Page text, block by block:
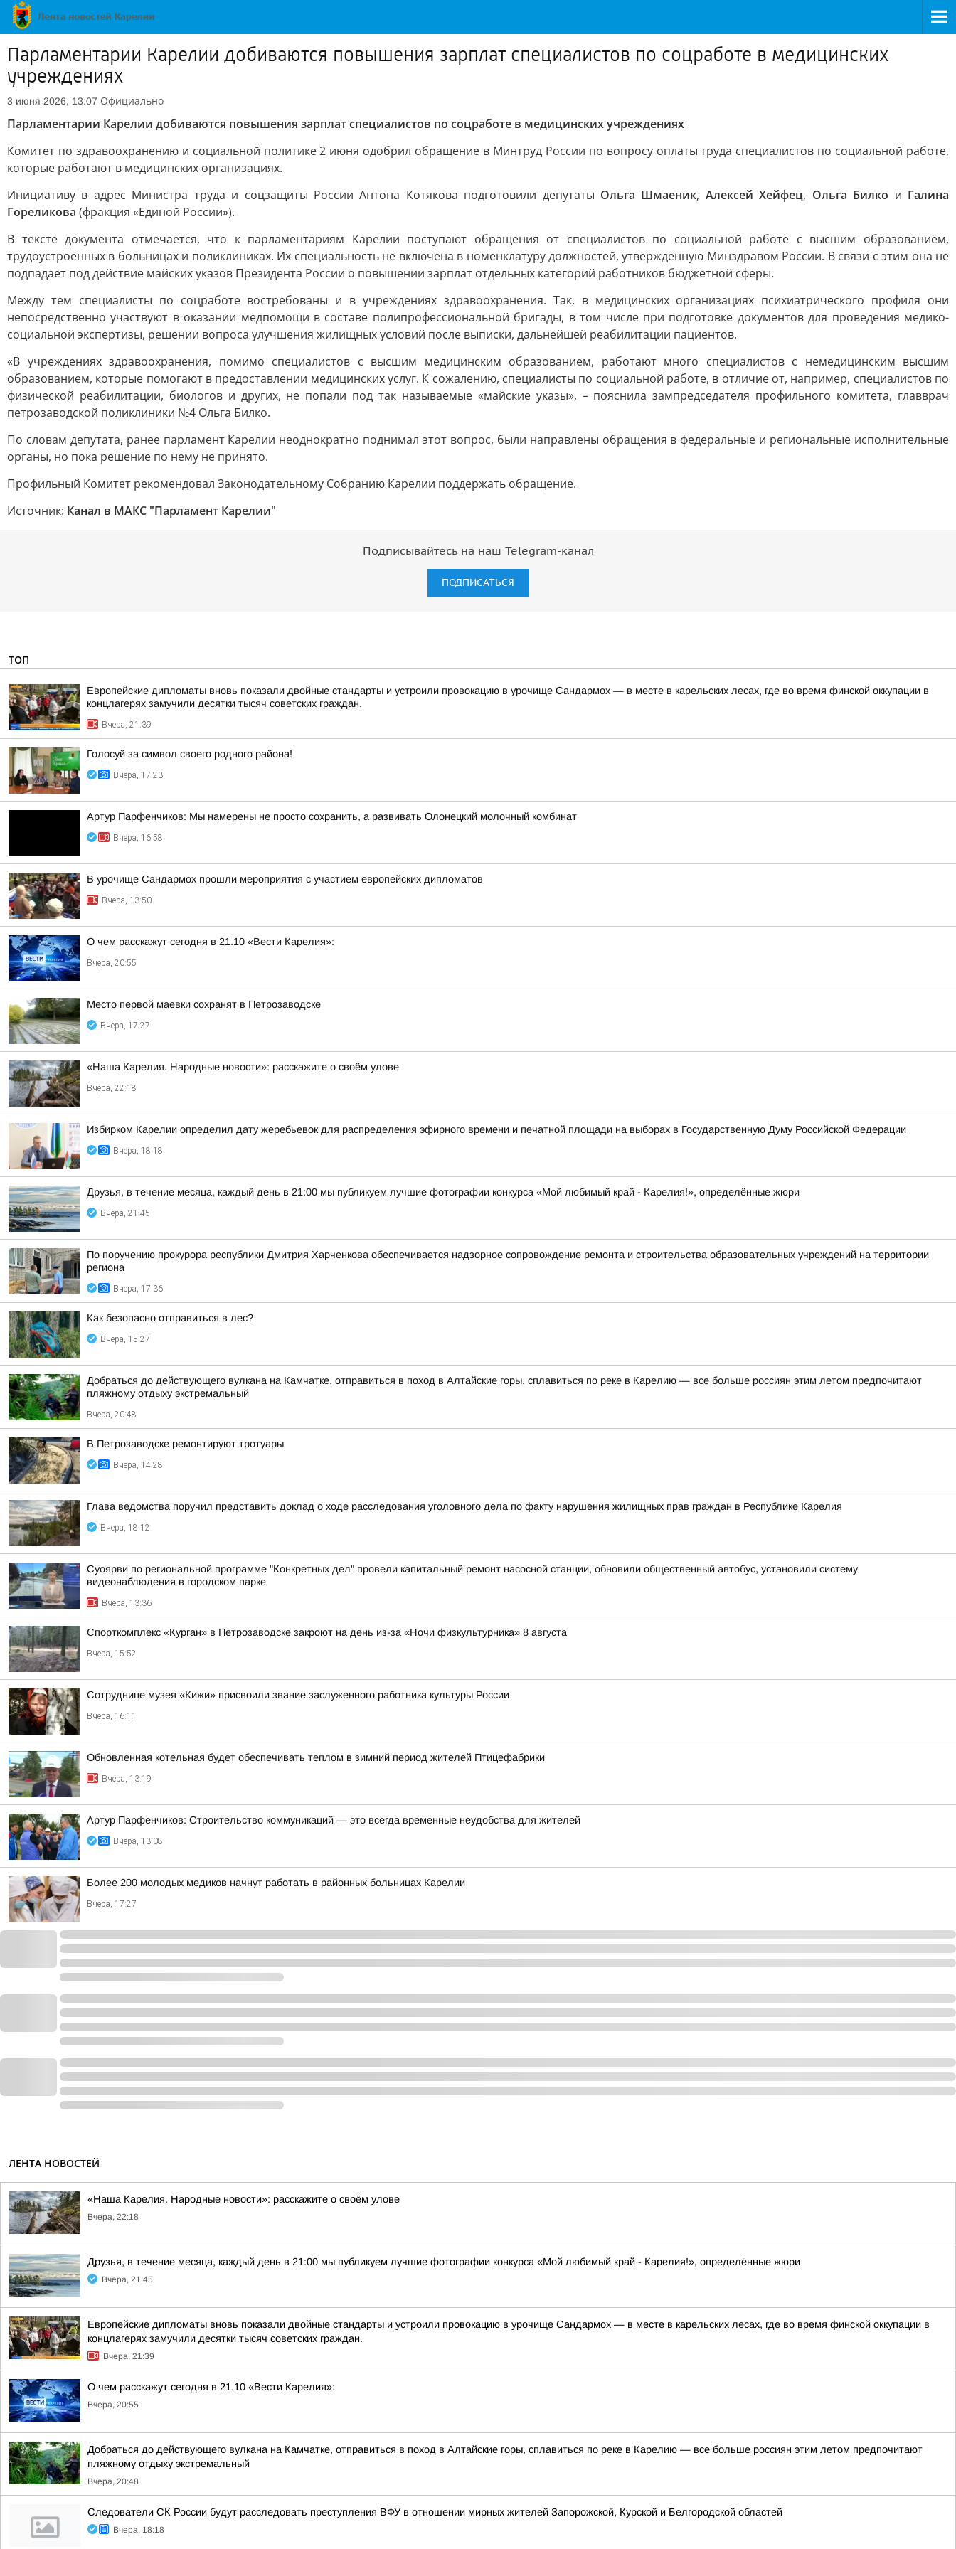
Парламентарии Карелии добиваются повышения зарплат специалистов по соцработе в медицинских
учреждениях
3 июня 2026, 13:07 Официально
Парламентарии Карелии добиваются повышения зарплат специалистов по соцработе в медицинских учреждениях
Комитет по здравоохранению и социальной политике 2 июня одобрил обращение в Минтруд России по вопросу оплаты труда специалистов по социальной работе,
которые работают в медицинских организациях.
Инициативу в адрес Министра труда и соцзащиты России Антона Котякова подготовили депутаты Ольга Шмаеник, Алексей Хейфец, Ольга Билко и Галина
Гореликова (фракция «Единой России»).
В тексте документа отмечается, что к парламентариям Карелии поступают обращения от специалистов по социальной работе с высшим образованием,
трудоустроенных в больницах и поликлиниках. Их специальность не включена в номенклатуру должностей, утвержденную Минздравом России. В связи с этим она не
подпадает под действие майских указов Президента России о повышении зарплат отдельных категорий работников бюджетной сферы.
Между тем специалисты по соцработе востребованы и в учреждениях здравоохранения. Так, в медицинских организациях психиатрического профиля они
непосредственно участвуют в оказании медпомощи в составе полипрофессиональной бригады, в том числе при подготовке документов для проведения медико-
социальной экспертизы, решении вопроса улучшения жилищных условий после выписки, дальнейшей реабилитации пациентов.
«В учреждениях здравоохранения, помимо специалистов с высшим медицинским образованием, работают много специалистов с немедицинским высшим
образованием, которые помогают в предоставлении медицинских услуг. К сожалению, специалисты по социальной работе, в отличие от, например, специалистов по
физической реабилитации, биологов и других, не попали под так называемые «майские указы», – пояснила зампредседателя профильного комитета, главврач
петрозаводской поликлиники №4 Ольга Билко.
По словам депутата, ранее парламент Карелии неоднократно поднимал этот вопрос, были направлены обращения в федеральные и региональные исполнительные
органы, но пока решение по нему не принято.
Профильный Комитет рекомендовал Законодательному Собранию Карелии поддержать обращение.
Источник: Канал в МАКС "Парламент Карелии"
Подписывайтесь на наш Telegram-канал
ПОДПИСАТЬСЯ
ТОП
Европейские дипломаты вновь показали двойные стандарты и устроили провокацию в урочище Сандармох — в месте в карельских лесах, где во время финской оккупации в
концлагерях замучили десятки тысяч советских граждан.
Вчера, 21:39
Голосуй за символ своего родного района!
Вчера, 17:23
Артур Парфенчиков: Мы намерены не просто сохранить, а развивать Олонецкий молочный комбинат
Вчера, 16:58
В урочище Сандармох прошли мероприятия с участием европейских дипломатов
Вчера, 13:50
О чем расскажут сегодня в 21.10 «Вести Карелия»:
Вчера, 20:55
Место первой маевки сохранят в Петрозаводске
Вчера, 17:27
«Наша Карелия. Народные новости»: расскажите о своём улове
Вчера, 22:18
Избирком Карелии определил дату жеребьевок для распределения эфирного времени и печатной площади на выборах в Государственную Думу Российской Федерации
Вчера, 18:18
Друзья, в течение месяца, каждый день в 21:00 мы публикуем лучшие фотографии конкурса «Мой любимый край - Карелия!», определённые жюри
Вчера, 21:45
По поручению прокурора республики Дмитрия Харченкова обеспечивается надзорное сопровождение ремонта и строительства образовательных учреждений на территории
региона
Вчера, 17:36
Как безопасно отправиться в лес?
Вчера, 15:27
Добраться до действующего вулкана на Камчатке, отправиться в поход в Алтайские горы, сплавиться по реке в Карелию — все больше россиян этим летом предпочитают
пляжному отдыху экстремальный
Вчера, 20:48
В Петрозаводске ремонтируют тротуары
Вчера, 14:28
Глава ведомства поручил представить доклад о ходе расследования уголовного дела по факту нарушения жилищных прав граждан в Республике Карелия
Вчера, 18:12
Суоярви по региональной программе "Конкретных дел" провели капитальный ремонт насосной станции, обновили общественный автобус, установили систему
видеонаблюдения в городском парке
Вчера, 13:36
Спорткомплекс «Курган» в Петрозаводске закроют на день из-за «Ночи физкультурника» 8 августа
Вчера, 15:52
Сотруднице музея «Кижи» присвоили звание заслуженного работника культуры России
Вчера, 16:11
Обновленная котельная будет обеспечивать теплом в зимний период жителей Птицефабрики
Вчера, 13:19
Артур Парфенчиков: Строительство коммуникаций — это всегда временные неудобства для жителей
Вчера, 13:08
Более 200 молодых медиков начнут работать в районных больницах Карелии
Вчера, 17:27
ЛЕНТА НОВОСТЕЙ
«Наша Карелия. Народные новости»: расскажите о своём улове
Вчера, 22:18
Друзья, в течение месяца, каждый день в 21:00 мы публикуем лучшие фотографии конкурса «Мой любимый край - Карелия!», определённые жюри
Вчера, 21:45
Европейские дипломаты вновь показали двойные стандарты и устроили провокацию в урочище Сандармох — в месте в карельских лесах, где во время финской оккупации в
концлагерях замучили десятки тысяч советских граждан.
Вчера, 21:39
О чем расскажут сегодня в 21.10 «Вести Карелия»:
Вчера, 20:55
Добраться до действующего вулкана на Камчатке, отправиться в поход в Алтайские горы, сплавиться по реке в Карелию — все больше россиян этим летом предпочитают
пляжному отдыху экстремальный
Вчера, 20:48
Следователи СК России будут расследовать преступления ВФУ в отношении мирных жителей Запорожской, Курской и Белгородской областей
Вчера, 18:18